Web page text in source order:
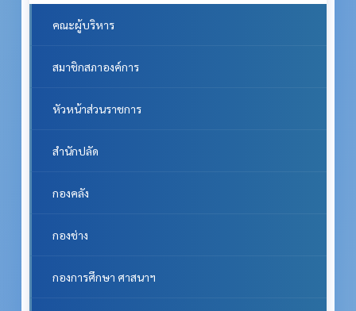
คณะผู้บริหาร
สมาชิกสภาองค์การ
หัวหน้าส่วนราชการ
สำนักปลัด
กองคลัง
กองช่าง
กองการศึกษา ศาสนาฯ